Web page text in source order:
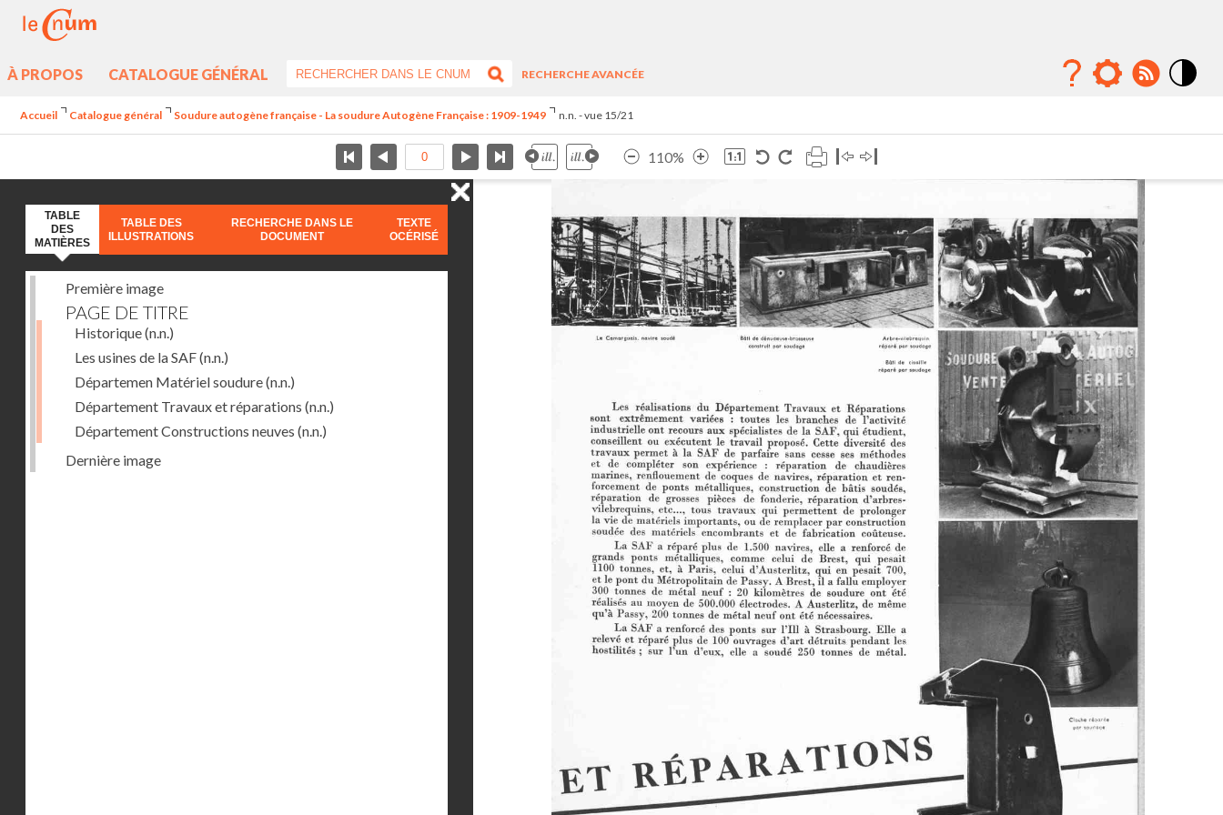
À PROPOS CATALOGUE GÉNÉRAL
RECHERCHE AVANCÉE
Accueil Catalogue général Soudure autogène française - La soudure Autogène Française : 1909-1949 n.n. - vue 15/21
110%
TABLE
DES
MATIÈRES
TABLE DES
ILLUSTRATIONS
RECHERCHE DANS LE
DOCUMENT
TEXTE
OCÉRISÉ
Première image
PAGE DE TITRE
Historique(n.n.)
Les usines de la SAF(n.n.)
Départemen Matériel soudure(n.n.)
Département Travaux et réparations (n.n.)
Département Constructions neuves (n.n.)
Dernière image